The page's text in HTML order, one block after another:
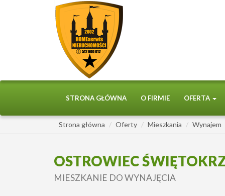
STRONA GŁÓWNA O FIRMIE OFERTA
Strona główna Oferty Mieszkania Wynajem
OSTROWIEC
MIESZKANIE DO WYNAJĘCIA